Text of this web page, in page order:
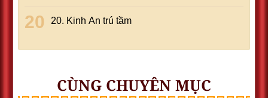
20. Kinh An trú tầm
CÙNG CHUYÊN MỤC